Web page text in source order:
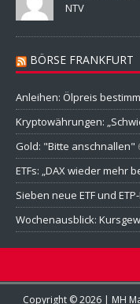
NTV
BÖRSE FRANKFURT
Anleihen: Ölpreis
Kryptowährungen:
Gold: "Bitte anschnallen"
ETFs: „DAX wieder mehr
Sieben neue ETF und
Wochenausblick:
Copyright © 2026 | MH